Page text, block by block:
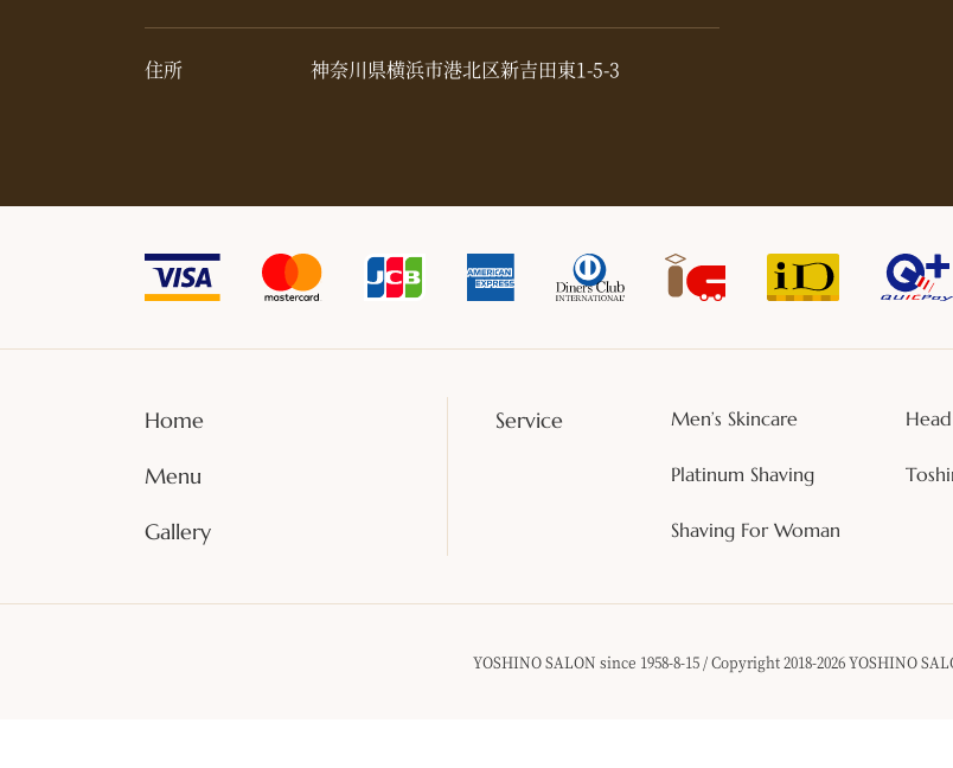
住所 神奈川県横浜市港北区新吉田東1-5-3
Home
Menu
Gallery
Service Men’s Skincare
Platinum Shaving
Shaving For Woman
YOSHINO SALON since 1958-8-15 / Copyright 2018-2026 YOSHINO